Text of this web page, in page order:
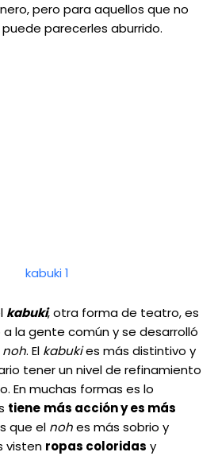
pero para aquellos que no
parecerles aburrido.
kabuki, otra forma de teatro, es
la gente común y se desarrolló
noh. El kabukies más distintivo y
tener un nivel de refinamiento
En muchas formas es lo
tiene más acción y es más
que el nohes más sobrio y
visten ropas coloridas y